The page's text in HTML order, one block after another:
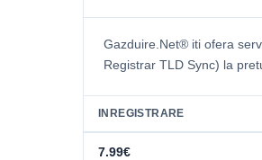
Gazduire.Net® iti ofera
Registrar TLD Sync) la
INREGISTRARE
7.99€